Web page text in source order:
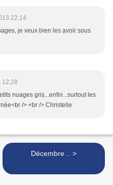
22:14
je veux bien les avoir sous
12:28
nuages gris...enfin...surtout les
/> <br /> Christelle
Décembre .. >